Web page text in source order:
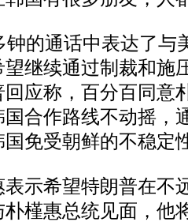
的通话中表达了与
继续通过制裁和施
应称，百分百同意
合作路线不动摇，
免受朝鲜的不稳定
希望特朗普在不
槿惠总统见面，他